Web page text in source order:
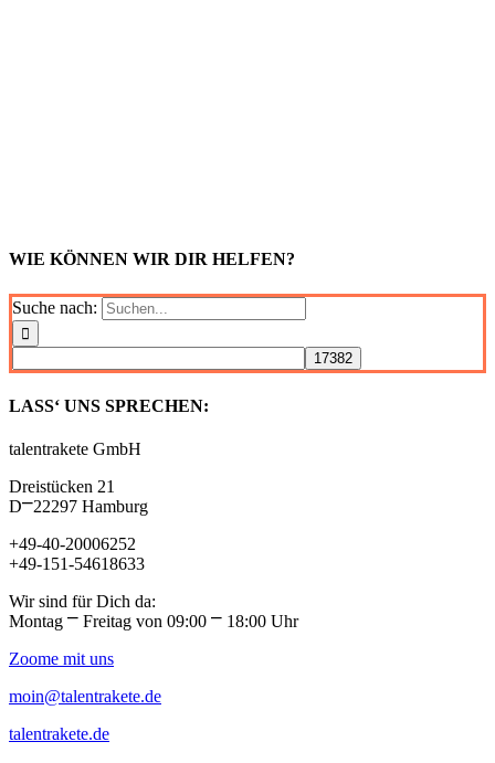
WIE KÖNNEN WIR DIR HELFEN?
Suche nach:
LASS‘ UNS SPRECHEN:
talentrakete GmbH
Dreistücken 21
D⎻22297 Hamburg
+49-40-20006252
+49-151-54618633
Wir sind für Dich da:
Montag ⎻ Freitag von 09:00 ⎻ 18:00 Uhr
Zoome mit uns
moin@talentrakete.de
talentrakete.de